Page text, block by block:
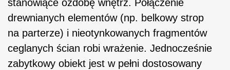
stanowiące ozdobę wnętrz. Połączenie
drewnianych elementów (np. belkowy strop
na parterze) i nieotynkowanych fragmentów
ceglanych ścian robi wrażenie. Jednocześnie
zabytkowy obiekt jest w pełni dostosowany